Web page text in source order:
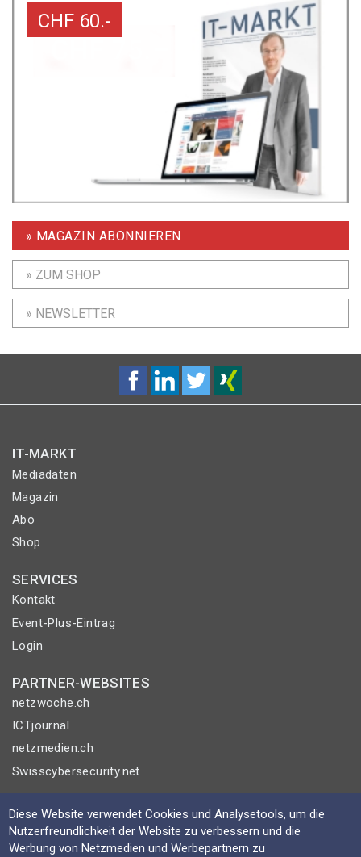
CHF 60.-
» MAGAZIN ABONNIEREN
» ZUM SHOP
» NEWSLETTER
IT-MARKT
Mediadaten
Magazin
Abo
Shop
SERVICES
Kontakt
Event-Plus-Eintrag
Login
PARTNER-WEBSITES
netzwoche.ch
ICTjournal
netzmedien.ch
Swisscybersecurity.net
© NETZMEDIEN AG 2026
Impressum
AGB
Diese Website verwendet Cookies und Analysetools, um die
Nutzerfreundlichkeit der Website zu verbessern und die
Werbung von Netzmedien und Werbepartnern zu